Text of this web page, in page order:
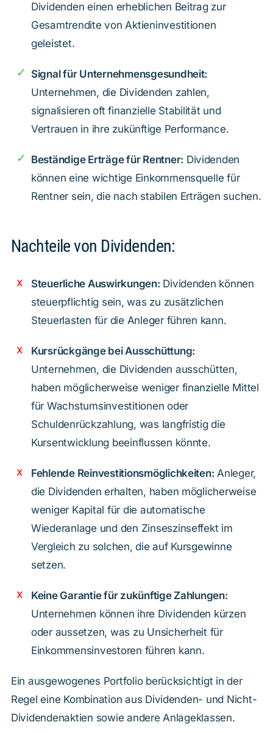
Dividenden einen erheblichen Beitrag zur
Gesamtrendite von Aktieninvestitionen
geleistet.
Signal für Unternehmensgesundheit:
Unternehmen, die Dividenden zahlen,
signalisieren oft finanzielle Stabilität und
Vertrauen in ihre zukünftige Performance.
Beständige Erträge für Rentner: Dividenden
können eine wichtige Einkommensquelle für
Rentner sein, die nach stabilen Erträgen suchen.
Nachteile von Dividenden:
Steuerliche Auswirkungen: Dividenden können
steuerpflichtig sein, was zu zusätzlichen
Steuerlasten für die Anleger führen kann.
Kursrückgänge bei Ausschüttung:
Unternehmen, die Dividenden ausschütten,
haben möglicherweise weniger finanzielle Mittel
für Wachstumsinvestitionen oder
Schuldenrückzahlung, was langfristig die
Kursentwicklung beeinflussen könnte.
Fehlende Reinvestitionsmöglichkeiten: Anleger,
die Dividenden erhalten, haben möglicherweise
weniger Kapital für die automatische
Wiederanlage und den Zinseszinseffekt im
Vergleich zu solchen, die auf Kursgewinne
setzen.
Keine Garantie für zukünftige Zahlungen:
Unternehmen können ihre Dividenden kürzen
oder aussetzen, was zu Unsicherheit für
Einkommensinvestoren führen kann.
Ein ausgewogenes Portfolio berücksichtigt in der
Regel eine Kombination aus Dividenden- und Nicht-
Dividendenaktien sowie andere Anlageklassen.